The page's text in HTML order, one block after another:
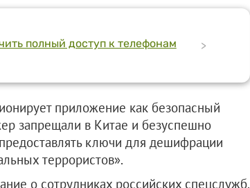
полный доступ к телефонам
>
приложение как безопасный
запрещали в Китае и безуспешно
ключи для дешифрации
террористов».
о сотрудниках российских спецслужб,